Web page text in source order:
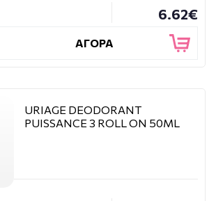
6.62€
ΑΓΟΡΑ
URIAGE DEODORANT
PUISSANCE 3 ROLL ON 50ML